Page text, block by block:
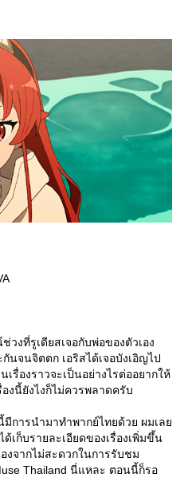
วงที่รูเดียสเจอกับพ่อของตัวเอง
จนจิตตก เอริสได้เจอบังเอิญไป
รื่องราวจะเป็นอย่างไรต่ออยากให้
งนี้ยังไงก็ไม่ควรพลาดครับ
มีการนำมาทำพากย์ไทยด้วย ผมเล
เก็บรายละเอียดของเรื่องเพิ่มขึ้น
งจากไม่สะดวกในการรับชม
Thailand นี่แหละ ตอนนี้ก็รอ